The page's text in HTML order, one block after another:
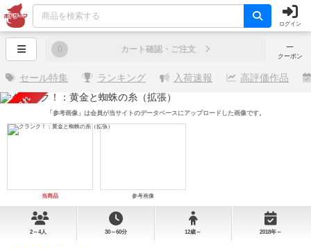
ログイン
─
クーポン
0 カート確認・ご注文
セール特集 ランキング 入荷速報 高評価作品
売り切れ
当商品 参考画像
「参考画像」は会員が当サイトのデータベースにアップロードした画像です。
2～4人 30～60分 12歳～ 2018年～